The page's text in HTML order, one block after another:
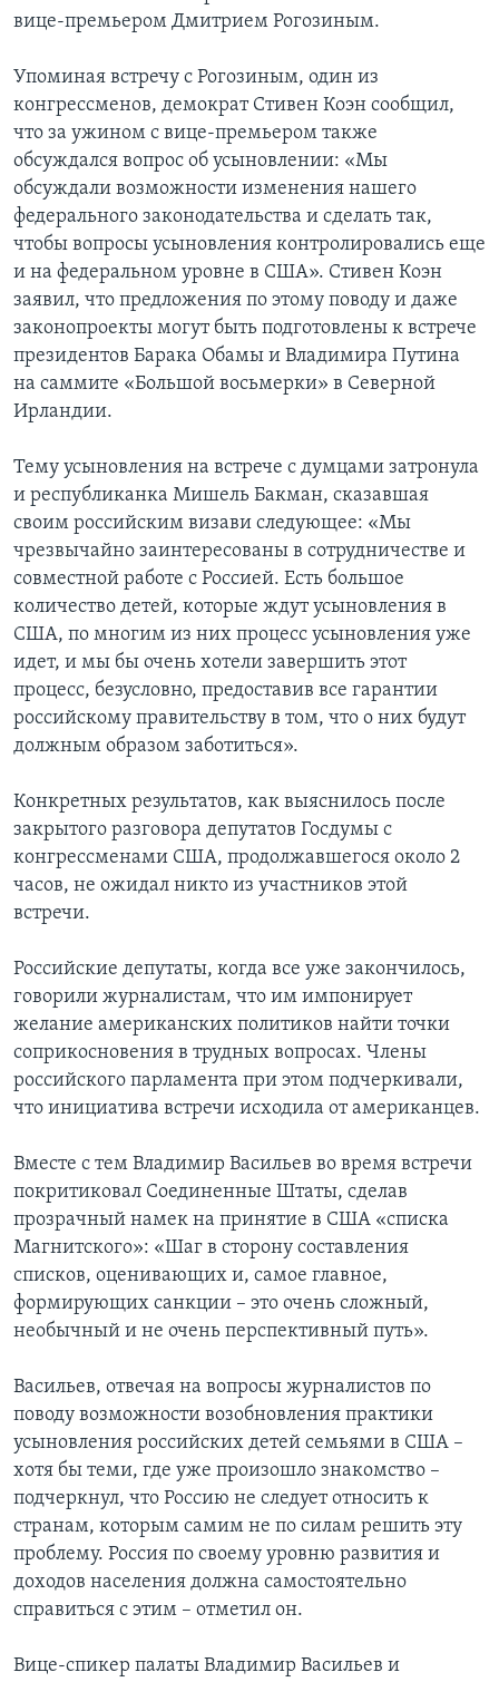
вице-премьером Дмитрием Рогозиным.
Упоминая встречу с Рогозиным, один из
конгрессменов, демократ Стивен Коэн сообщил,
что за ужином с вице-премьером также
обсуждался вопрос об усыновлении: «Мы
обсуждали возможности изменения нашего
федерального законодательства и сделать так,
чтобы вопросы усыновления контролировались еще
и на федеральном уровне в США». Стивен Коэн
заявил, что предложения по этому поводу и даже
законопроекты могут быть подготовлены к встрече
президентов Барака Обамы и Владимира Путина
на саммите «Большой восьмерки» в Северной
Ирландии.
Тему усыновления на встрече с думцами затронула
и республиканка Мишель Бакман, сказавшая
своим российским визави следующее: «Мы
чрезвычайно заинтересованы в сотрудничестве и
совместной работе с Россией. Есть большое
количество детей, которые ждут усыновления в
США, по многим из них процесс усыновления уже
идет, и мы бы очень хотели завершить этот
процесс, безусловно, предоставив все гарантии
российскому правительству в том, что о них будут
должным образом заботиться».
Конкретных результатов, как выяснилось после
закрытого разговора депутатов Госдумы с
конгрессменами США, продолжавшегося около 2
часов, не ожидал никто из участников этой
встречи.
Российские депутаты, когда все уже закончилось,
говорили журналистам, что им импонирует
желание американских политиков найти точки
соприкосновения в трудных вопросах. Члены
российского парламента при этом подчеркивали,
что инициатива встречи исходила от американцев.
Вместе с тем Владимир Васильев во время встречи
покритиковал Соединенные Штаты, сделав
прозрачный намек на принятие в США «списка
Магнитского»: «Шаг в сторону составления
списков, оценивающих и, самое главное,
формирующих санкции – это очень сложный,
необычный и не очень перспективный путь».
Васильев, отвечая на вопросы журналистов по
поводу возможности возобновления практики
усыновления российских детей семьями в США –
хотя бы теми, где уже произошло знакомство –
подчеркнул, что Россию не следует относить к
странам, которым самим не по силам решить эту
проблему. Россия по своему уровню развития и
доходов населения должна самостоятельно
справиться с этим – отметил он.
Вице-спикер палаты Владимир Васильев и